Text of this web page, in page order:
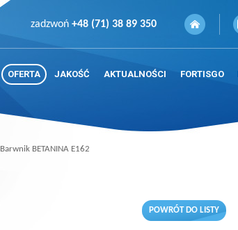
zadzwoń +48 (71) 38 89 350
OFERTA JAKOŚĆ AKTUALNOŚCI FORTISGO
Barwnik BETANINA E162
POWRÓT DO LISTY